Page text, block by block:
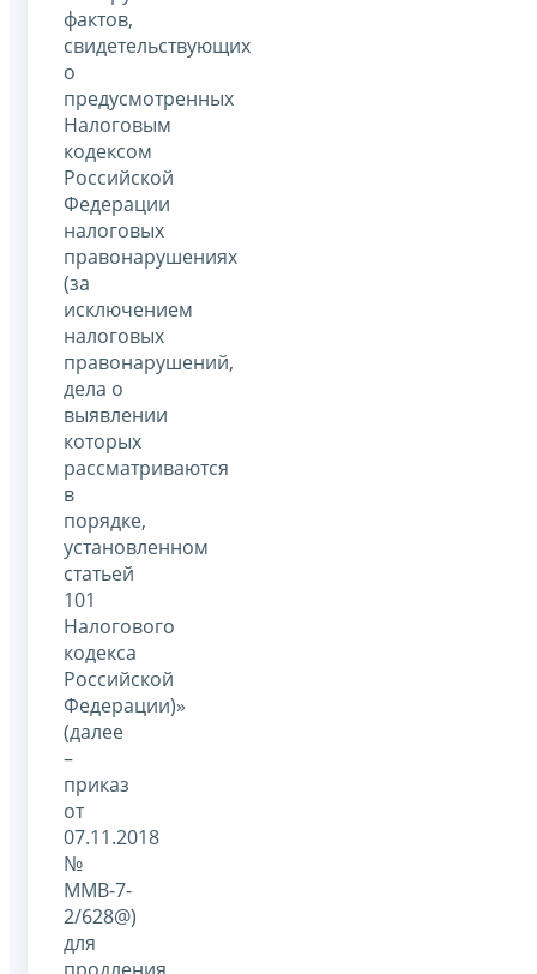
фактов,
свидетельствующих
о
предусмотренных
Налоговым
кодексом
Российской
Федерации
налоговых
правонарушениях
(за
исключением
налоговых
правонарушений,
дела о
выявлении
которых
рассматриваются
в
порядке,
установленном
статьей
101
Налогового
кодекса
Российской
Федерации)»
(далее
–
приказ
от
07.11.2018
№
ММВ-7-
2/628@)
для
продления